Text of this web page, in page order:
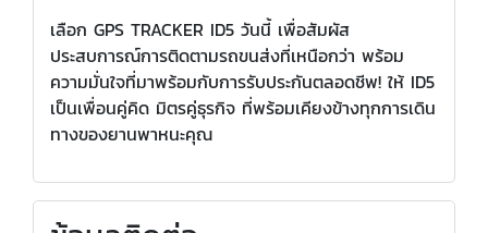
เลือก GPS TRACKER ID5 วันนี้ เพื่อสัมผัส
ประสบการณ์การติดตามรถขนส่งที่เหนือกว่า พร้อม
ความมั่นใจที่มาพร้อมกับการรับประกันตลอดชีพ! ให้ ID5
เป็นเพื่อนคู่คิด มิตรคู่ธุรกิจ ที่พร้อมเคียงข้างทุกการเดิน
ทางของยานพาหนะคุณ